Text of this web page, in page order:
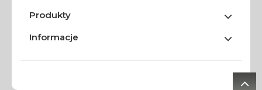
Produkty
Informacje